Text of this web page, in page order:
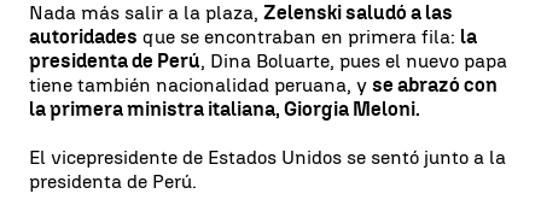
Nada más salir a la plaza, Zelenski saludó a las
autoridades que se encontraban en primera fila: la
presidenta de Perú, Dina Boluarte, pues el nuevo papa
tiene también nacionalidad peruana, y se abrazó con
la primera ministra italiana, Giorgia Meloni.
El vicepresidente de Estados Unidos se sentó junto a la
presidenta de Perú.